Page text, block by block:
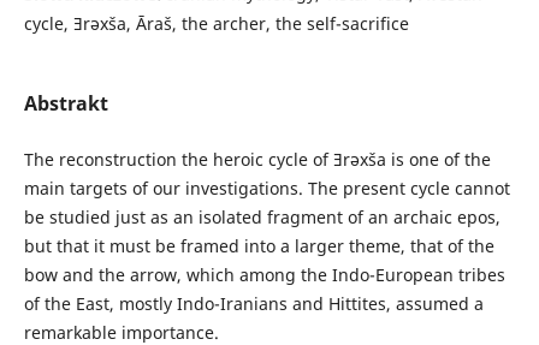
cycle, Ǝrəxša, Āraš, the archer, the self-sacrifice
Abstrakt
The reconstruction the heroic cycle of Ǝrəxša is one of the
main targets of our investigations. The present cycle cannot
be studied just as an isolated fragment of an archaic epos,
but that it must be framed into a larger theme, that of the
bow and the arrow, which among the Indo-European tribes
of the East, mostly Indo-Iranians and Hittites, assumed a
remarkable importance.